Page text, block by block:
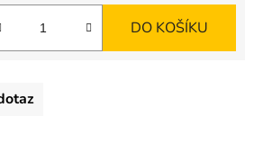
DO KOŠÍKU